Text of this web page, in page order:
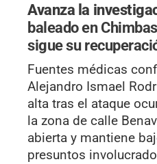
Avanza la
baleado en
sigue su
Fuentes médicas
Alejandro Ismael
alta tras el ataque
la zona de calle
abierta y mantiene
presuntos